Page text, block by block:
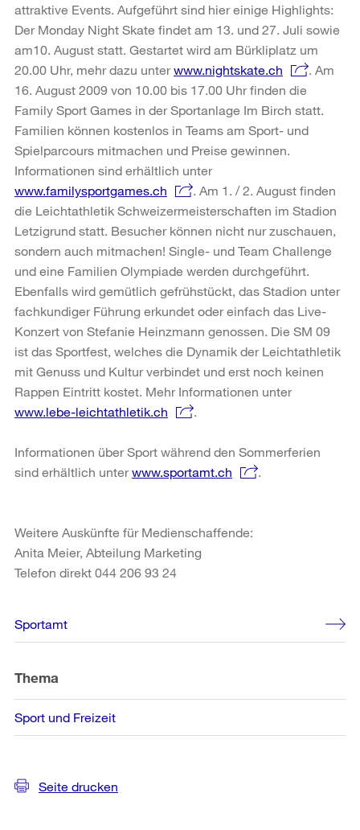
attraktive Events. Aufgeführt sind hier einige Highlights:
Der Monday Night Skate findet am 13. und 27. Juli sowie
am10. August statt. Gestartet wird am Bürkliplatz um
20.00 Uhr, mehr dazu unterwww.nightskate.ch
. Am
16. August 2009 von 10.00 bis 17.00 Uhr finden die
Family Sport Games in der Sportanlage Im Birch statt.
Familien können kostenlos in Teams am Sport- und
Spielparcours mitmachen und Preise gewinnen.
Informationen sind erhältlich unter
www.familysportgames.ch
. Am 1. / 2. August finden
die Leichtathletik Schweizermeisterschaften im Stadion
Letzigrund statt. Besucher können nicht nur zuschauen,
sondern auch mitmachen! Single- und Team Challenge
und eine Familien Olympiade werden durchgeführt.
Ebenfalls wird gemütlich gefrühstückt, das Stadion unter
fachkundiger Führung erkundet oder einfach das Live-
Konzert von Stefanie Heinzmann genossen. Die SM 09
ist das Sportfest, welches die Dynamik der Leichtathletik
mit Genuss und Kultur verbindet und erst noch keinen
Rappen Eintritt kostet. Mehr Informationen unter
www.lebe-leichtathletik.ch
Informationen über Sport während den Sommerferien
sind erhältlich unterwww.sportamt.ch
Weitere Auskünfte für Medienschaffende:
Anita Meier, Abteilung Marketing
Telefon direkt 044 206 93 24
Weitere
Informationen
Sportamt
Thema
Sport und Freizeit
Seite drucken